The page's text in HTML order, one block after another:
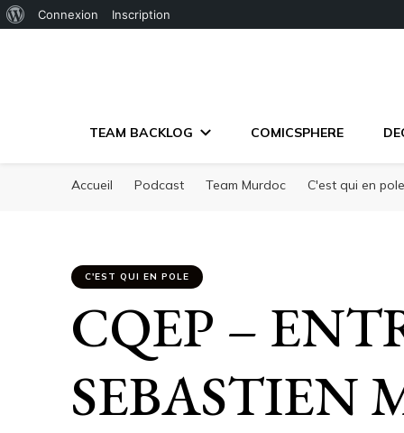
Connexion Inscription
TEAM BACKLOG COMICSPHERE
Accueil Podcast Team Murdoc C'est qui en pole
C'EST QUI EN POLE
CQEP –
SEBASTIEN